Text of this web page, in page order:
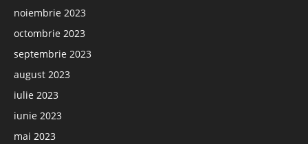
noiembrie 2023
octombrie 2023
septembrie 2023
august 2023
iulie 2023
iunie 2023
mai 2023